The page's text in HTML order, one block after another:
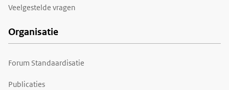
Veelgestelde vragen
Organisatie
Forum Standaardisatie
Publicaties